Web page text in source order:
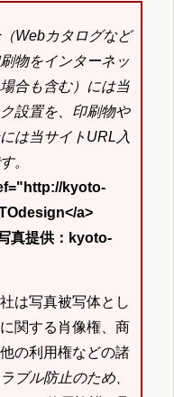
Webカタログなど
物をインターネッ
合も含む）には当
設置を、印刷物や
は当サイトURL入
。
kyoto-
a>
真提供：kyoto-
は写真被写体とし
関する肖像権、商
の利用権などの諸
ラブル防止のため、